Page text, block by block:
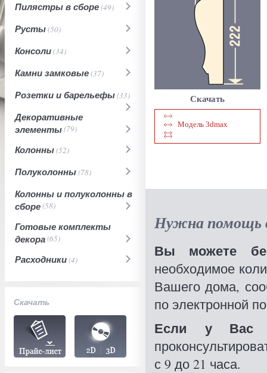
Пилястры в сборе(49)
Русты(50)
Консоли(34)
Камни замковые(37)
Розетки и барельефы(33)
Декоративные
элементы(79)
Колонны(52)
Полуколонны(78)
Колонны и полуколонны в
сборе(58)
Готовые комплекты
декора(65)
Расходники(4)
Скачать
Скачать
Модель 3dmax
Нужна помощь
Вы можете
необходимое
Вашего дома,
по электронной
Если у Вас
с 9 до 21 часа.